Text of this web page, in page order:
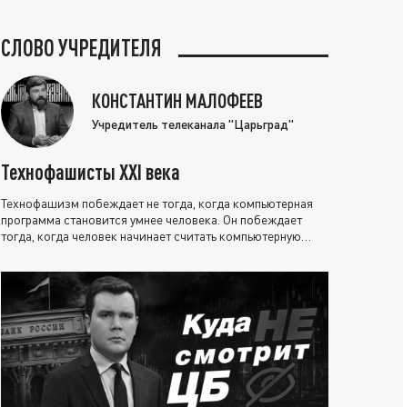
СЛОВО УЧРЕДИТЕЛЯ
КОНСТАНТИН МАЛОФЕЕВ
Учредитель телеканала "Царьград"
Технофашисты XXI века
Технофашизм побеждает не тогда, когда компьютерная
программа становится умнее человека. Он побеждает
тогда, когда человек начинает считать компьютерную